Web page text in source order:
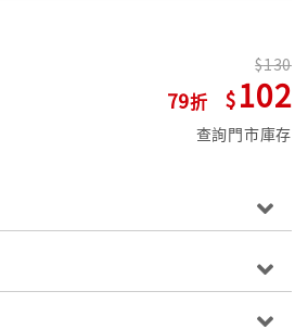
79
130
102
查詢門市庫存